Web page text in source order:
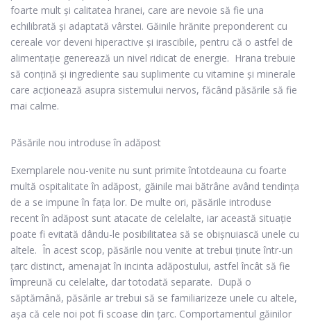
foarte mult și calitatea hranei, care are nevoie să fie una
echilibrată și adaptată vârstei. Găinile hrănite preponderent cu
cereale vor deveni hiperactive și irascibile, pentru că o astfel de
alimentație generează un nivel ridicat de energie. Hrana trebuie
să conțină și ingrediente sau suplimente cu vitamine și minerale
care acționează asupra sistemului nervos, făcând păsările să fie
mai calme.
Păsările nou introduse în adăpost
Exemplarele nou-venite nu sunt primite întotdeauna cu foarte
multă ospitalitate în adăpost, găinile mai bătrâne având tendința
de a se impune în fața lor. De multe ori, păsările introduse
recent în adăpost sunt atacate de celelalte, iar această situație
poate fi evitată dându-le posibilitatea să se obișnuiască unele cu
altele. În acest scop, păsările nou venite at trebui ținute într-un
țarc distinct, amenajat în incinta adăpostului, astfel încât să fie
împreună cu celelalte, dar totodată separate. După o
săptămână, păsările ar trebui să se familiarizeze unele cu altele,
așa că cele noi pot fi scoase din țarc. Comportamentul găinilor